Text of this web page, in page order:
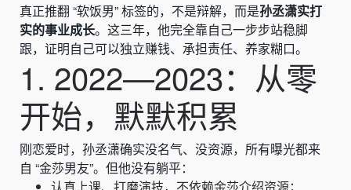
真正推翻 “软饭男” 标签的，不是辩解，而是孙丞潇实打
实的事业成长。这三年，他完全靠自己一步步站稳脚
跟，证明自己可以独立赚钱、承担责任、养家糊口。
1. 2022—2023：从零
开始，默默积累
刚恋爱时，孙丞潇确实没名气、没资源，所有曝光都来
自 “金莎男友”。但他没有躺平：